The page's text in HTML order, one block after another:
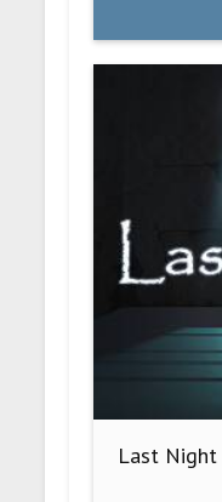
Last